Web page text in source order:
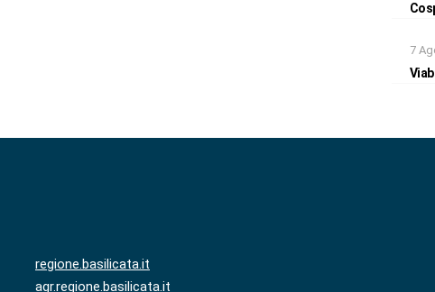
7
regione.basilicata.it
agr.regione.basilicata.it